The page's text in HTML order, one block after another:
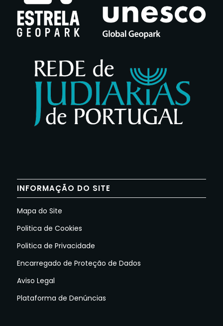
INFORMAÇÃO DO SITE
Mapa do Site
Politica de Cookies
Politica de Privacidade
Encarregado de Proteção de Dados
Aviso Legal
Plataforma de Denúncias